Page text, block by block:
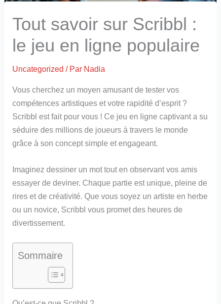
Tout savoir sur Scribbl :
le jeu en ligne populaire
Uncategorized / Par Nadia
Vous cherchez un moyen amusant de tester vos
compétences artistiques et votre rapidité d’esprit ?
Scribbl est fait pour vous ! Ce jeu en ligne captivant a su
séduire des millions de joueurs à travers le monde
grâce à son concept simple et engageant.
Imaginez dessiner un mot tout en observant vos amis
essayer de deviner. Chaque partie est unique, pleine de
rires et de créativité. Que vous soyez un artiste en herbe
ou un novice, Scribbl vous promet des heures de
divertissement.
Sommaire